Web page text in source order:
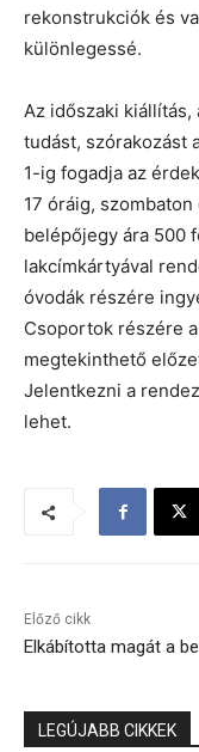
rekonstrukciók és
különlegessé.
Az időszaki
tudást, szórakozást
1-ig fogadja az
17 óráig,
belépőjegy ára 500
lakcímkártyával
óvodák részére
Csoportok részére
megtekinthető
Jelentkezni a
lehet.
Előző cikk
Elkábította magát a
LEGÚJABB CIKKEK